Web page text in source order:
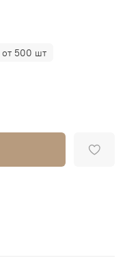
от 500 шт